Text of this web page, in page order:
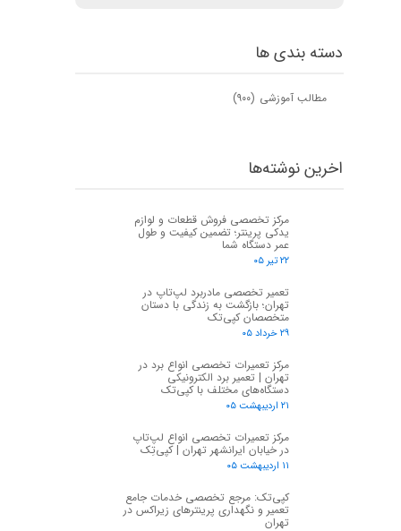
دسته بندی ها
مطالب آموزشی (۹۰۰)
اخرین نوشته‌ها
مرکز تخصصی فروش قطعات و لوازم
یدکی پرینتر؛ تضمین کیفیت و طول
عمر دستگاه شما
۲۲ تیر ۰۵
تعمیر تخصصی مادربرد لپ‌تاپ در
تهران؛ بازگشت به زندگی با دستان
متخصصان کپی‌تک
۲۹ خرداد ۰۵
مرکز تعمیرات تخصصی انواع برد در
تهران | تعمیر برد الکترونیکی
دستگاه‌های مختلف با کپی‌تک
۲۱ اردیبهشت ۰۵
مرکز تعمیرات تخصصی انواع لپ‌تاپ
در خیابان ایرانشهر تهران | کپی‌تِک
۱۱ اردیبهشت ۰۵
کپی‌تک: مرجع تخصصی خدمات جامع
تعمیر و نگهداری پرینترهای زیراکس در
تهران